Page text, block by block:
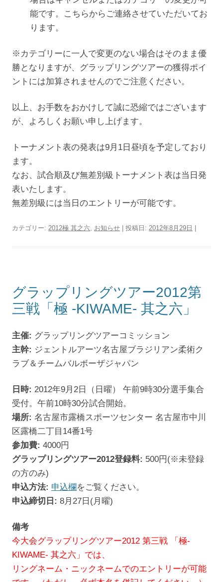
能です。こちらからご連絡させていただいてお
ります。
※カテゴリーに一人で変更のない場合はそのまま優
勝となりますが、グラップリングツアーの獲得ポイ
ントには加算されませんのでご注意ください。
以上、お手数をおかけして誠に恐縮ではございます
が、よろしくお願い申し上げます。
トーナメント表の発表は9月1日昼頃を予定しており
ます。
なお、試合順及び無差別級トーナメント表は当日発
表いたします。
無差別級には当日のエントリーが可能です。
カテゴリー: 2012極 其之六, お知らせ | 投稿日: 2012年8月29日
グラップリングツアー2012第
三戦「極 -KIWAME- 其之六」
主催: グラップリングツアーコミッション
主幹: ジェントルアーツ名古屋ブラジリアン柔術ク
ラブ＆チームバルボーザジャパン
日時: 2012年9月2日（日曜） 午前9時30分選手集合
受付。午前10時30分試合開始。
場所: 名古屋市露橋スポーツセンター 名古屋市中川
区露橋二丁目14番1号
参加費: 4000円
グラップリングツアー2012登録料: 500円(※未登録
の方のみ)
申込方法: 申込欄をご覧ください。
申込締切日: 8月27日(月曜)
備考
今大会グラップリングツアー2012 第三戦 「極-
KIWAME- 其之六」では、
リングネーム・ニックネームでのエントリーが可能